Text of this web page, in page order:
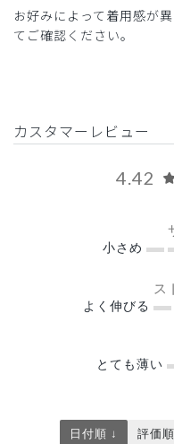
お好みによって着用感が異
てご確認ください。
カスタマーレビュー
4.42
小さめ
ス
よく伸びる
とても薄い
日付順 ↓ 評価順